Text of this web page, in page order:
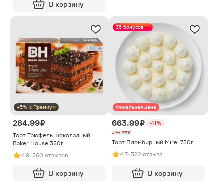
В корзину
+5% с Премиум
284.99 ₽
Торт Трюфель шоколадный
Baker House 350г
4.9· 560 отзывов
В корзину
35 бонусов
Финальная цена
663.99 ₽
-11%
749.99 ₽
Торт Пломбирный Mirel 750г
4.7· 322 отзыва
В корзину